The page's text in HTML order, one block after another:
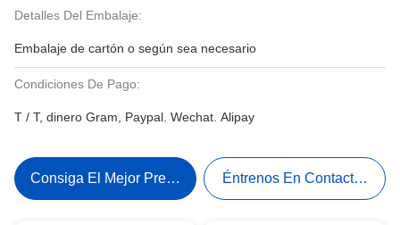
Detalles Del Embalaje:
Embalaje de cartón o según sea necesario
Condiciones De Pago:
T / T, dinero Gram, Paypal. Wechat. Alipay
Consiga El Mejor Precio Éntrenos En Contacto Con